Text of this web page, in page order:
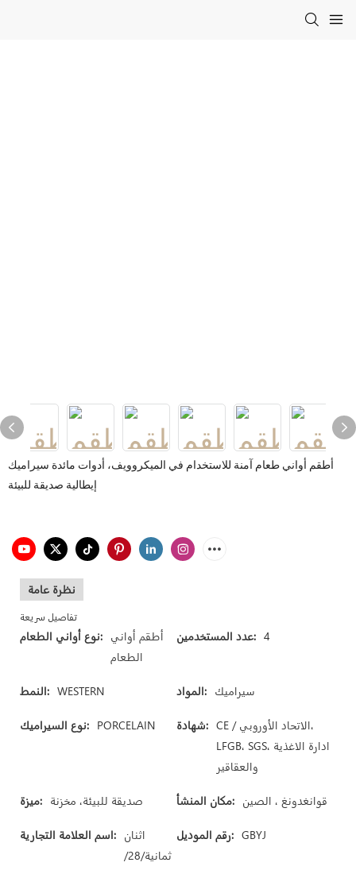
أطقم أواني طعام آمنة للاستخدام في الميكروويف، أدوات مائدة سيراميك
إيطالية صديقة للبيئة
نظرة عامة
تفاصيل سريعة
نوع أواني الطعام: أطقم أواني
الطعام
عدد المستخدمين: 4
النمط: WESTERN المواد: سيراميك
نوع السيراميك: PORCELAIN شهادة: CE / الاتحاد الأوروبي،
LFGB، SGS، ادارة الاغذية
والعقاقير
ميزة: صديقة للبيئة، مخزنة مكان المنشأ: قوانغدونغ ، الصين
اسم العلامة التجارية: اثنان
ثمانية/28/
رقم الموديل: GBYJ